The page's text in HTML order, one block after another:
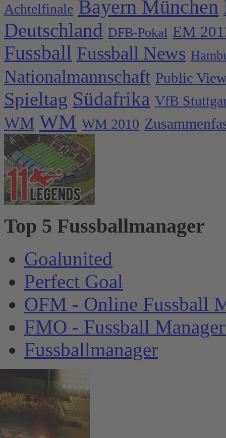
Achtelfinale Bayern München
Deutschland DFB-Pokal EM
Fussball Fussball News
Nationalmannschaft Public
Spieltag Südafrika VfB
WM WM WM 2010
Top 5 Fussballmanager
Goalunited
Perfect Goal
OFM - Online Fussball
FMO - Fussball
Fussballmanager